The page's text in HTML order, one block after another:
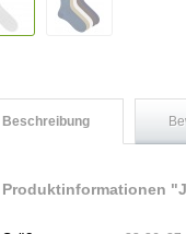
Beschreibung
Produktinformationen